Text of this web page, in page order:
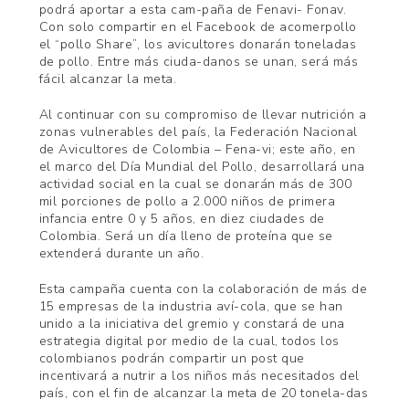
podrá aportar a esta cam-paña de Fenavi- Fonav.
Con solo compartir en el Facebook de acomerpollo
el “pollo Share”, los avicultores donarán toneladas
de pollo. Entre más ciuda-danos se unan, será más
fácil alcanzar la meta.
Al continuar con su compromiso de llevar nutrición a
zonas vulnerables del país, la Federación Nacional
de Avicultores de Colombia – Fena-vi; este año, en
el marco del Día Mundial del Pollo, desarrollará una
actividad social en la cual se donarán más de 300
mil porciones de pollo a 2.000 niños de primera
infancia entre 0 y 5 años, en diez ciudades de
Colombia. Será un día lleno de proteína que se
extenderá durante un año.
Esta campaña cuenta con la colaboración de más de
15 empresas de la industria aví-cola, que se han
unido a la iniciativa del gremio y constará de una
estrategia digital por medio de la cual, todos los
colombianos podrán compartir un post que
incentivará a nutrir a los niños más necesitados del
país, con el fin de alcanzar la meta de 20 tonela-das